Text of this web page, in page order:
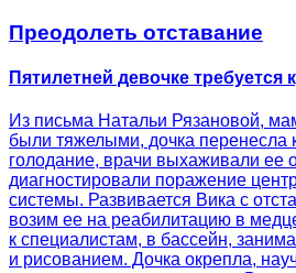
Преодолеть отставание
Пятилетней девочке требуется
Из письма Натальи Рязановой,
были тяжелыми, дочка перенесла
голодание, врачи выхаживали ее
диагностировали поражение
системы. Развивается Вика с
возим ее на реабилитацию в
к специалистам, в бассейн,
и рисованием. Дочка окрепла,